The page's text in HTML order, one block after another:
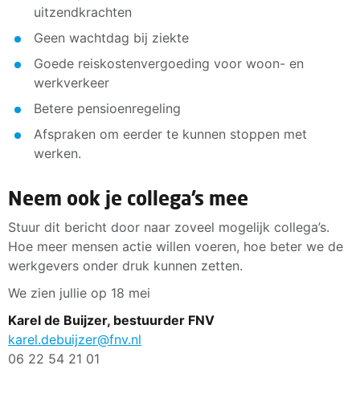
uitzendkrachten
Geen wachtdag bij ziekte
Goede reiskostenvergoeding voor woon- en
werkverkeer
Betere pensioenregeling
Afspraken om eerder te kunnen stoppen met
werken.
Neem ook je collega’s mee
Stuur dit bericht door naar zoveel mogelijk collega’s.
Hoe meer mensen actie willen voeren, hoe beter we de
werkgevers onder druk kunnen zetten.
We zien jullie op 18 mei
Karel de Buijzer, bestuurder FNV
karel.debuijzer@fnv.nl
06 22 54 21 01